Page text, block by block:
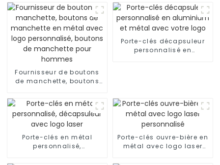
Fournisseur de boutons
de manchette, boutons
avec logo personnalisé,
boutons de manchette
pour hommes
Porte-clés décapsuleur
personnalisé en
Porte-clés en métal
personnalisé,
Porte-clés ouvre-bière en
métal avec logo laser